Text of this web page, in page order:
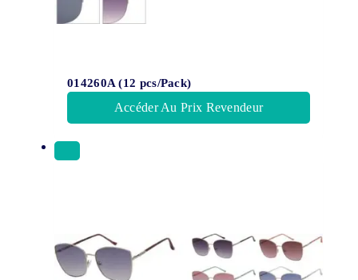
014260A (12 pcs/Pack)
Accéder Au Prix Revendeur